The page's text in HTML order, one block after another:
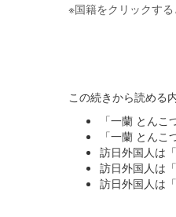
※国籍をクリックす
この続きから読める
「一蘭 とん
「一蘭 とん
訪日外国人は
訪日外国人は
訪日外国人は